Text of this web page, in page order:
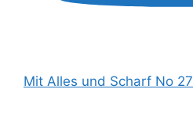
Mit Alles und Scharf No 27